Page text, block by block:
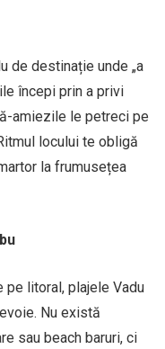
de destinație unde „a
începi prin a privi
amiezile le petreci pe
locului te obligă
la frumusețea
pe litoral, plajele Vadu
Nu există
sau beach baruri, ci